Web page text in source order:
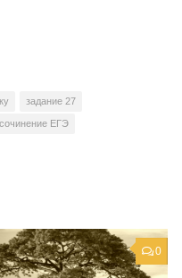
задание 27
сочинение ЕГЭ
0